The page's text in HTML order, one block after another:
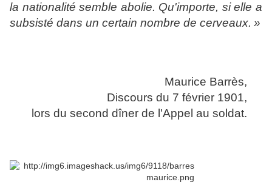
la nationalité semble abolie. Qu'importe, si elle a
subsisté dans un certain nombre de cerveaux. »
Maurice Barrès,
Discours du 7 février 1901,
lors du second dîner de l'Appel au soldat.